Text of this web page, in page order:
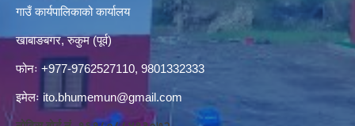
गाउँ कार्यपालिकाको कार्यालय
खाबाङबगर, रुकुम (पूर्व)
फोनः +977-9762527110, 9801332333
इमेलः ito.bhumemun@gmail.com